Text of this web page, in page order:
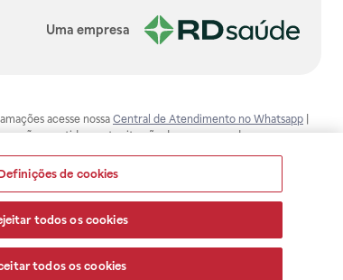
Uma empresa
acesse nossa Central de Atendimento no Whatsapp
contidas neste site não devem ser usadas para
de saúde e prescrever o tratamento adequado. Ao
consultar o site: www.anvisa.gov.br. A Raia Drogasil
compromissos da Raia Drogasil SA. Todos os pedidos
de cookies
todos os cookies
todos os cookies